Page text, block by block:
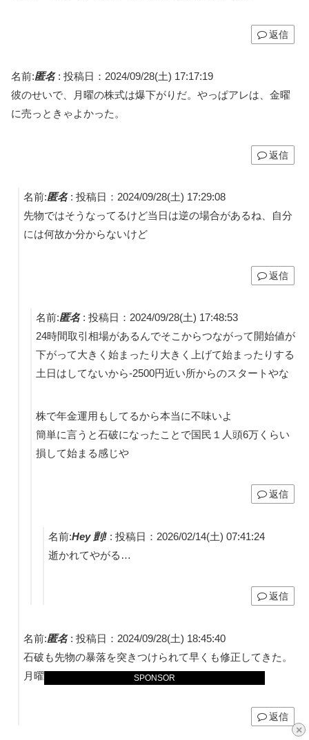
×
SPONSOR
返信
名前:匿名: 投稿日：2024/09/28(土) 17:17:19
彼のせいで、月曜の株式は爆下がりだ。やっぱアレは、金曜
に売っときゃよかった。
返信
名前:匿名: 投稿日：2024/09/28(土) 17:29:08
先物ではそうなってるけど当日は逆の場合があるね、自分
には何故か分からないけど
返信
名前:匿名: 投稿日：2024/09/28(土) 17:48:53
24時間取引相場があるんでそこからつながって開始値が
下がって大きく始まったり大きく上げて始まったりする
土日はしてないから-2500円近い所からのスタートやな
株で年金運用もしてるから本当に不味いよ
簡単に言うと石破になったことで国民１人頭6万くらい
損して始まる感じや
返信
名前:Hey 剴! : 投稿日：2026/02/14(土) 07:41:24
逝かれてやがる…
返信
名前:匿名: 投稿日：2024/09/28(土) 18:45:40
石破も先物の暴落を突きつけられて早くも修正してきた。
月曜はかなり下げるだろうけど、買いかもしれない。
返信